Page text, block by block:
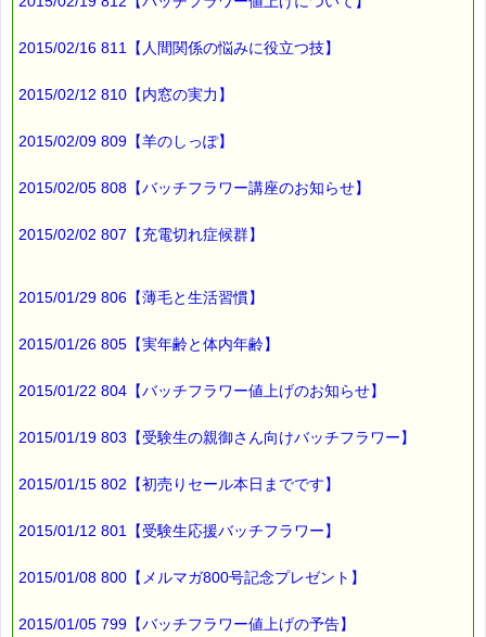
2015/02/16 811【人間関係の悩みに役立つ技】
2015/02/12 810【内窓の実力】
2015/02/09 809【羊のしっぽ】
2015/02/05 808【バッチフラワー講座のお知らせ】
2015/02/02 807【充電切れ症候群】
2015/01/29 806【薄毛と生活習慣】
2015/01/26 805【実年齢と体内年齢】
2015/01/22 804【バッチフラワー値上げのお知らせ】
2015/01/19 803【受験生の親御さん向けバッチフラワー】
2015/01/15 802【初売りセール本日までです】
2015/01/12 801【受験生応援バッチフラワー】
2015/01/08 800【メルマガ800号記念プレゼント】
2015/01/05 799【バッチフラワー値上げの予告】